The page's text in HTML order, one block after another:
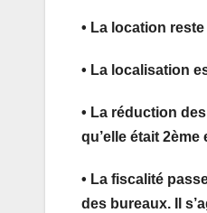
• La location
• La localisation
• La réduction
qu’elle était 2ème
• La fiscalité
des bureaux. Il